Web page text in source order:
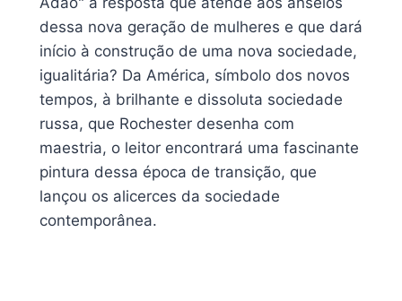
dessa nova geração de mulheres e que dará
início à construção de uma nova sociedade,
igualitária? Da América, símbolo dos novos
tempos, à brilhante e dissoluta sociedade
russa, que Rochester desenha com
maestria, o leitor encontrará uma fascinante
pintura dessa época de transição, que
lançou os alicerces da sociedade
contemporânea.